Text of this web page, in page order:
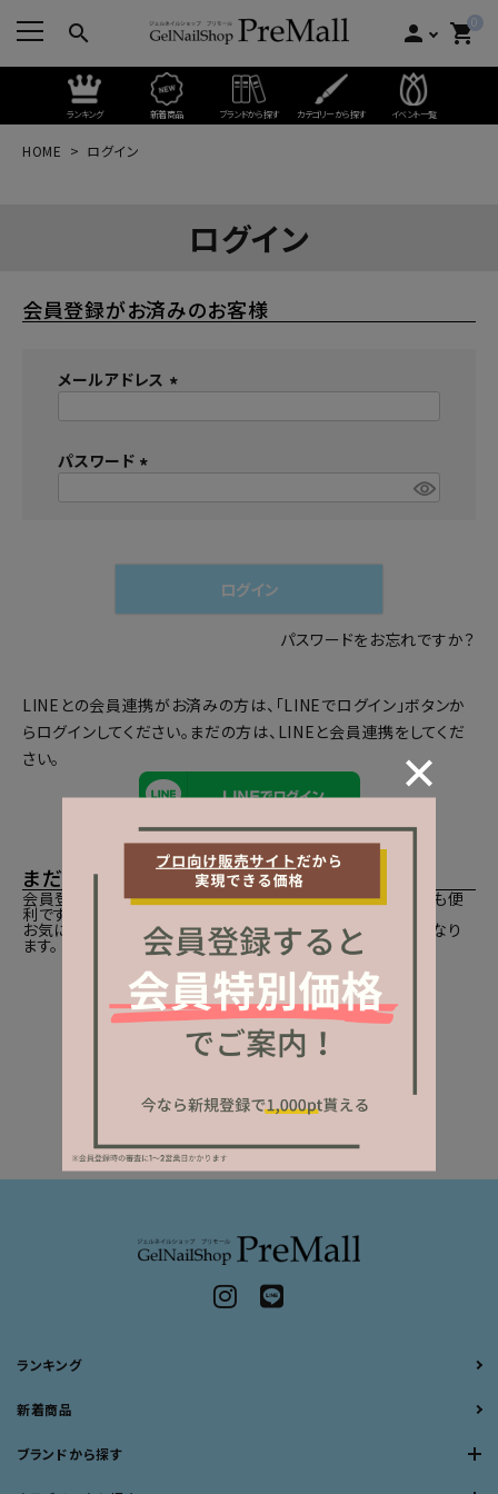
search person 0
shopping_cart
ランキング 新着商品 ブランドから探す カテゴリーから探す イベント一覧
HOME ログイン
ログイン
会員登録がお済みのお客様
メールアドレス
パスワード
)
ログイン
パスワードをお忘れですか？
LINEとの会員連携がお済みの方は、「LINEでログイン」ボタンか
らログインしてください。まだの方は、 LINEと会員連携をしてくだ
さい。
まだご登録がお済みでないお客様
会員登録をしていただきますと、二度目のお買い物時にとても便
利です。
お気に入り商品をご登録いただけるなどお買い物が便利になり
ます。
会員登録
ランキング
新着商品
ブランドから探す